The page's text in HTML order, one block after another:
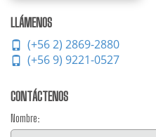
LLÁMENOS
(+56 2) 2869-2880
(+56 9) 9221-0527
CONTÁCTENOS
Nombre: